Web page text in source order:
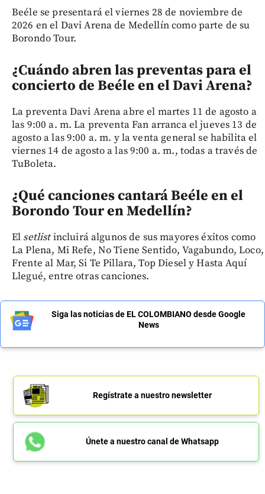
Beéle se presentará el viernes 28 de noviembre de
2026 en el Davi Arena de Medellín como parte de su
Borondo Tour.
¿Cuándo abren las preventas para el
concierto de Beéle en el Davi Arena?
La preventa Davi Arena abre el martes 11 de agosto a
las 9:00 a. m. La preventa Fan arranca el jueves 13 de
agosto a las 9:00 a. m. y la venta general se habilita el
viernes 14 de agosto a las 9:00 a. m., todas a través de
TuBoleta.
¿Qué canciones cantará Beéle en el
Borondo Tour en Medellín?
El setlistincluirá algunos de sus mayores éxitos como
La Plena, Mi Refe, No Tiene Sentido, Vagabundo, Loco,
Frente al Mar, Si Te Pillara, Top Diesel y Hasta Aquí
Llegué, entre otras canciones.
Siga las noticias de EL COLOMBIANO desde Google
News
Regístrate a nuestro newsletter
Únete a nuestro canal de Whatsapp